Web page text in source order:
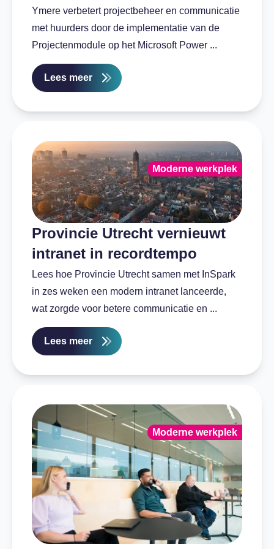
Ymere verbetert projectbeheer en communicatie
met huurders door de implementatie van de
Projectenmodule op het Microsoft Power ...
Lees meer
Provincie Utrecht vernieuwt
intranet in recordtempo
Lees hoe Provincie Utrecht samen met InSpark
in zes weken een modern intranet lanceerde,
wat zorgde voor betere communicatie en ...
Lees meer
Moderne werkplek
Moderne werkplek